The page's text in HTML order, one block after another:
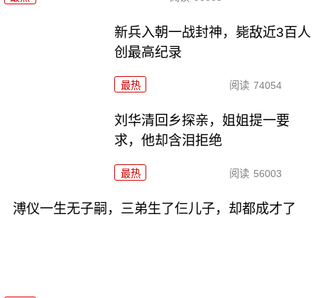
新兵入朝一战封神，毙敌近3百人
创最高纪录
最热 阅读 74054
刘华清回乡探亲，姐姐提一要
求，他却含泪拒绝
最热 阅读 56003
溥仪一生无子嗣，三弟生了仨儿子，却都成才了